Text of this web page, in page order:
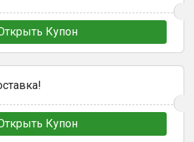
Купон
Купон